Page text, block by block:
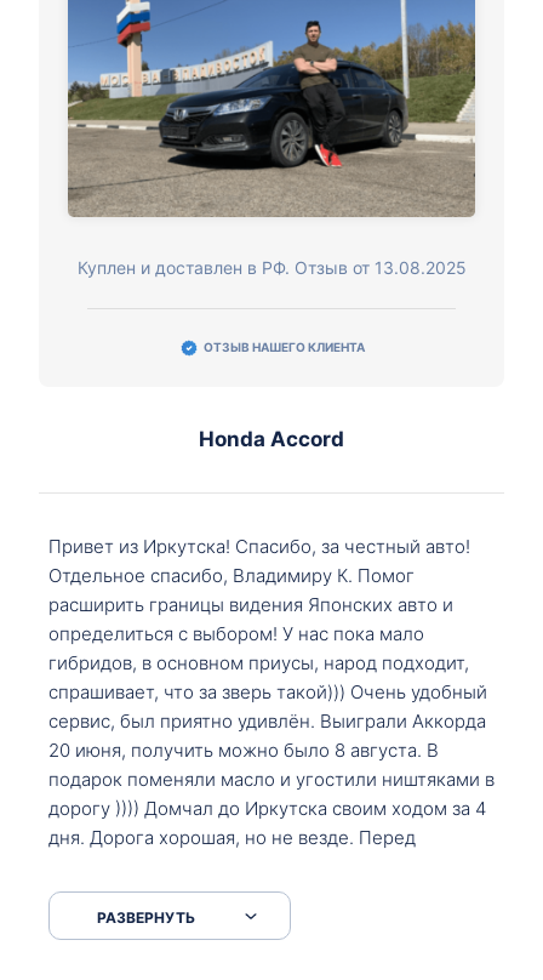
Куплен и доставлен в РФ. Отзыв от 13.08.2025
ОТЗЫВ НАШЕГО КЛИЕНТА
Honda Accord
Привет из Иркутска! Спасибо, за честный авто!
Отдельное спасибо, Владимиру К. Помог
расширить границы видения Японских авто и
определиться с выбором! У нас пока мало
гибридов, в основном приусы, народ подходит,
спрашивает, что за зверь такой))) Очень удобный
сервис, был приятно удивлён. Выиграли Аккорда
20 июня, получить можно было 8 августа. В
подарок поменяли масло и угостили ништяками в
дорогу )))) Домчал до Иркутска своим ходом за 4
дня. Дорога хорошая, но не везде. Перед
серпантинах по пути следования.
РАЗВЕРНУТЬ